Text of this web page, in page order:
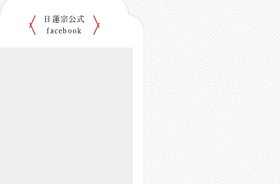
日蓮宗公式
facebook